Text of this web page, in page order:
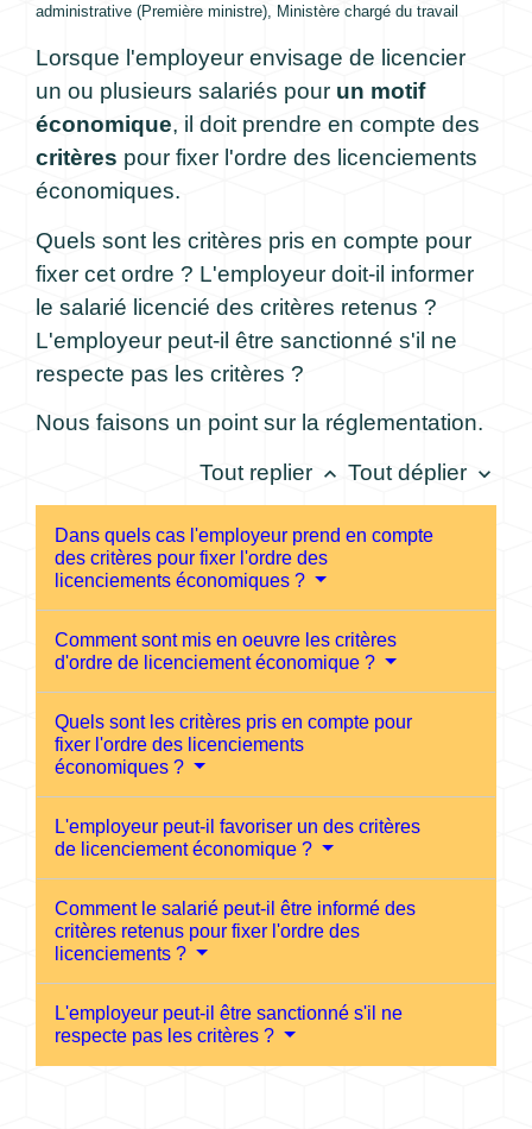
administrative (Première ministre), Ministère chargé du travail
Lorsque l'employeur envisage de licencier
un ou plusieurs salariés pour un motif
économique, il doit prendre en compte des
critères pour fixer l'ordre des licenciements
économiques.
Quels sont les critères pris en compte pour
fixer cet ordre ? L'employeur doit-il informer
le salarié licencié des critères retenus ?
L'employeur peut-il être sanctionné s'il ne
respecte pas les critères ?
Nous faisons un point sur la réglementation.
Tout replier keyboard_arrow_up Tout déplier keyboard_arrow_down
Dans quels cas l'employeur prend en compte
des critères pour fixer l'ordre des
licenciements économiques ?
Comment sont mis en oeuvre les critères
d'ordre de licenciement économique ?
Quels sont les critères pris en compte pour
fixer l'ordre des licenciements
économiques ?
L'employeur peut-il favoriser un des critères
de licenciement économique ?
Comment le salarié peut-il être informé des
critères retenus pour fixer l'ordre des
licenciements ?
L'employeur peut-il être sanctionné s'il ne
respecte pas les critères ?